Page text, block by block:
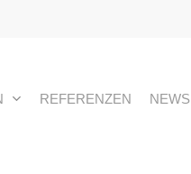
REFERENZEN NEWS